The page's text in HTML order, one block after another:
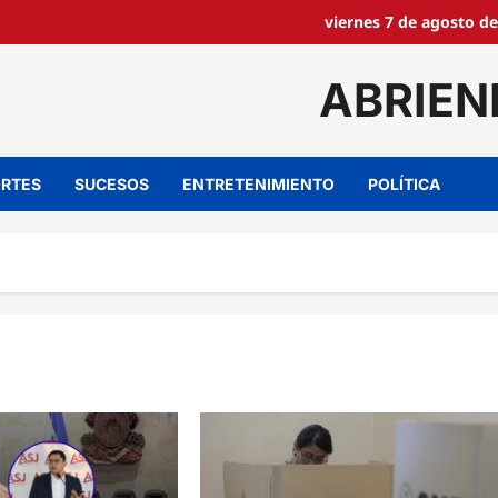
viernes 7 de agosto
SUCESOS ENTRETENIMIENTO POLÍTICA